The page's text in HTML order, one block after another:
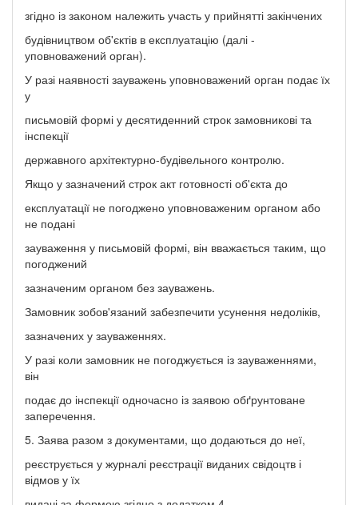
згідно із законом належить участь у прийнятті закінчених
будівництвом об'єктів в експлуатацію (далі -
уповноважений орган).
У разі наявності зауважень уповноважений орган подає їх
у
письмовій формі у десятиденний строк замовникові та
інспекції
державного архітектурно-будівельного контролю.
Якщо у зазначений строк акт готовності об'єкта до
експлуатації не погоджено уповноваженим органом або
не подані
зауваження у письмовій формі, він вважається таким, що
погоджений
зазначеним органом без зауважень.
Замовник зобов'язаний забезпечити усунення недоліків,
зазначених у зауваженнях.
У разі коли замовник не погоджується із зауваженнями,
він
подає до інспекції одночасно із заявою обґрунтоване
заперечення.
5. Заява разом з документами, що додаються до неї,
реєструється у журналі реєстрації виданих свідоцтв і
відмов у їх